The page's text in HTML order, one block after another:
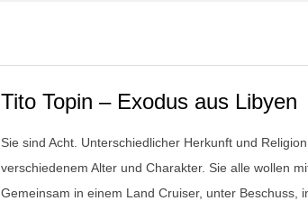
Tito Topin – Exodus aus Libyen
Sie sind Acht. Unterschiedlicher Herkunft und
verschiedenem Alter und Charakter. Sie alle wollen
Gemeinsam in einem Land Cruiser, unter Beschuss,